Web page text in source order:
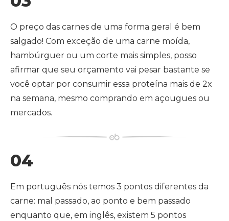
O preço das carnes de uma forma geral é bem
salgado! Com exceção de uma carne moída,
hambúrguer ou um corte mais simples, posso
afirmar que seu orçamento vai pesar bastante se
você optar por consumir essa proteína mais de 2x
na semana, mesmo comprando em açougues ou
mercados.
04
Em português nós temos 3 pontos diferentes da
carne: mal passado, ao ponto e bem passado
enquanto que, em inglês, existem 5 pontos